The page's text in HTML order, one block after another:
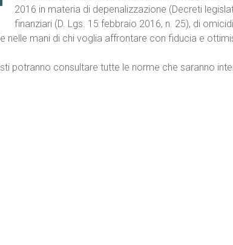
2016 in materia di depenalizzazione (Decreti
finanziari (D. Lgs. 15 febbraio 2016, n. 25), di
nelle mani di chi voglia affrontare con fiducia e
potranno consultare tutte le norme che saranno